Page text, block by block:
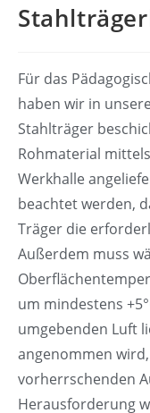
Für das
haben wir in
Stahlträger
Rohmaterial
Werkhalle
beachtet werden,
Träger die
Außerdem muss
um mindestens
umgebenden Luft
angenommen
vorherrschenden
Herausforderung